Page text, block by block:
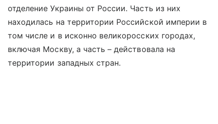
отделение Украины от России. Часть из них
находилась на территории Российской империи в
том числе и в исконно великоросских городах,
включая Москву, а часть – действовала на
территории западных стран.